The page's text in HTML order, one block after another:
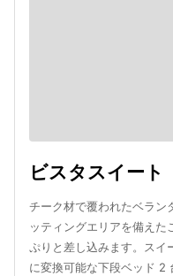
ビスタスイート
チーク材で覆われたベラン
ッティングエリアを備えた
ぷりと差し込みます。スイ
に変換可能な下段ベッド 2